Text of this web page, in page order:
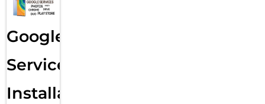
Google
Services
Installation